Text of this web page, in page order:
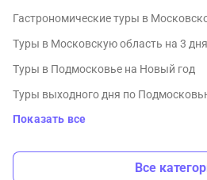
Гастрономические туры в
Туры в Московскую область на 3 дня
Туры в Подмосковье на Новый год
Туры выходного дня по
Показать все
Все